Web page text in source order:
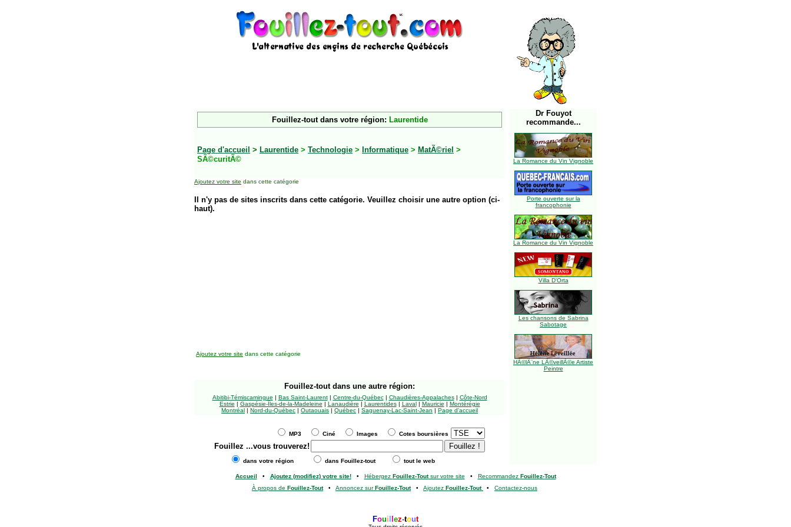
Fouillez-tout dans votre région: Laurentide
Page d'accueil > Laurentide > Technologie > Informatique > MatÃ©riel >
SÃ©curitÃ©
Ajoutez votre site dans cette catégorie
Il n'y pas de sites inscrits dans cette catégorie. Veuillez choisir une autre option (ci-
haut).
Dr Fouyot
recommande...
La Romance du Vin Vignoble
Porte ouverte sur la
francophonie
La Romance du Vin Vignoble
Villa D'Orta
Les chansons de Sabrina
Sabotage
HÃ©lÃ¨ne LÃ©veillÃ©e Artiste
Peintre
Ajoutez votre site dans cette catégorie
Fouillez-tout dans une autre région:
Abitibi-Témiscamingue | Bas Saint-Laurent| Centre-du-Québec| Chaudières-Appalaches| Côte-Nord
Estrie | Gaspésie-Îles-de-la-Madeleine | Lanaudière | Laurentides| Laval| Mauricie | Montérégie
Montréal | Nord-du-Québec | Outaouais | Québec | Saguenay-Lac-Saint-Jean | Page d'accueil
MP3 Ciné Images Cotes boursières
Fouillez ...vous trouverez!
dans votre région dans Fouillez-tout tout le web
Accueil • Ajoutez (modifiez) votre site!• Hébergez Fouillez-Toutsur votre site • Recommandez Fouillez-Tout
À propos de Fouillez-Tout• Annoncez surFouillez-Tout• Ajoutez Fouillez-Tout • Contactez-nous
Foui ez-tout